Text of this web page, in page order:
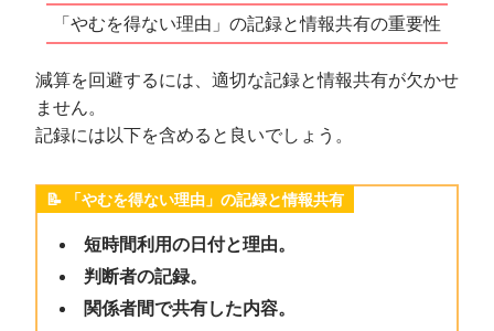
「やむを得ない理由」の記録と情報共有の重要性
減算を回避するには、適切な記録と情報共有が欠かせ
ません。
記録には以下を含めると良いでしょう。
「やむを得ない理由」の記録と情報共有
短時間利用の日付と理由。
判断者の記録。
関係者間で共有した内容。